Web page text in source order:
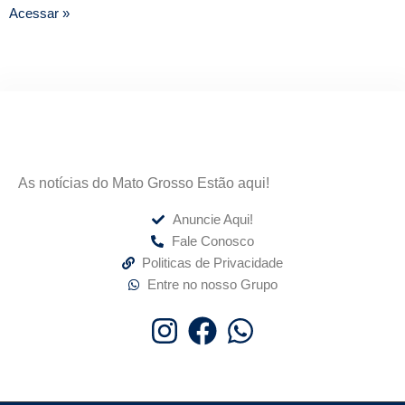
Acessar »
As notícias do Mato Grosso Estão aqui!
Anuncie Aqui!
Fale Conosco
Politicas de Privacidade
Entre no nosso Grupo